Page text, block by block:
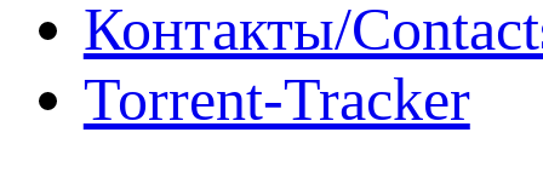
Контакты/
Torrent-Tracker